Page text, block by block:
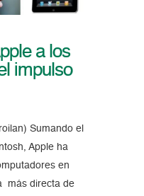
a los
impulso
Sumando el
Apple ha
en
más directa de